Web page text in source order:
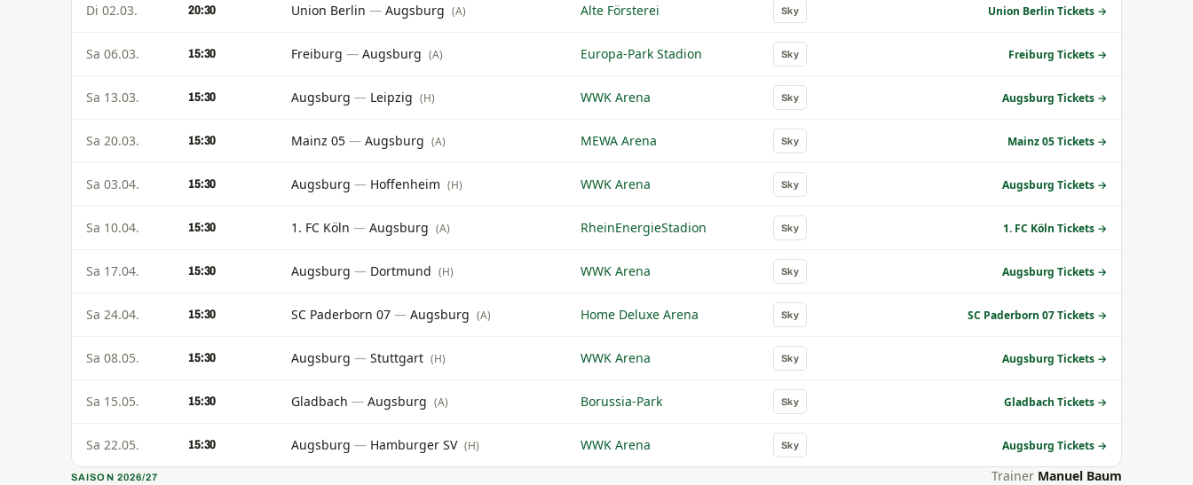
Di 02.03. 20:30 Union Berlin — Augsburg (A) Alte Försterei Sky Union Berlin Tickets →
Sa 06.03. 15:30 Freiburg — Augsburg (A) Europa-Park Stadion Sky Freiburg Tickets →
Sa 13.03. 15:30 Augsburg — Leipzig (H) WWK Arena Sky Augsburg Tickets →
Sa 20.03. 15:30 Mainz 05 — Augsburg (A) MEWA Arena Sky Mainz 05 Tickets →
Sa 03.04. 15:30 Augsburg — Hoffenheim (H) WWK Arena Sky Augsburg Tickets →
Sa 10.04. 15:30 1. FC Köln — Augsburg (A) RheinEnergieStadion Sky 1. FC Köln Tickets →
Sa 17.04. 15:30 Augsburg — Dortmund (H) WWK Arena Sky Augsburg Tickets →
Sa 24.04. 15:30 SC Paderborn 07 — Augsburg (A) Home Deluxe Arena Sky SC Paderborn 07 Tickets →
Sa 08.05. 15:30 Augsburg — Stuttgart (H) WWK Arena Sky Augsburg Tickets →
Sa 15.05. 15:30 Gladbach — Augsburg (A) Borussia-Park Sky Gladbach Tickets →
Sa 22.05. 15:30 Augsburg — Hamburger SV (H) WWK Arena Sky Augsburg Tickets →
SAISON 2026/27 Trainer Manuel Baum